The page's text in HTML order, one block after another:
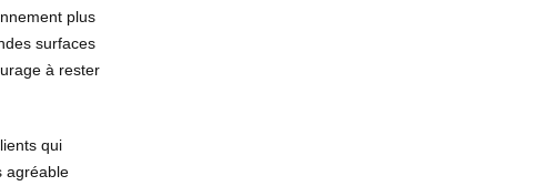
plus
surfaces
à rester
qui
agréable